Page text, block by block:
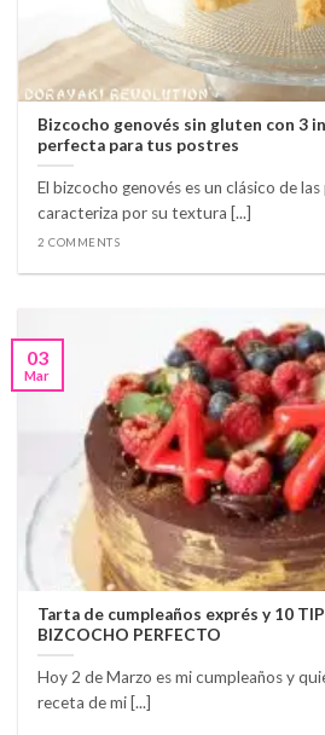
Bizcocho genovés sin gluten con 3
perfecta para tus postres
El bizcocho genovés es un clásico de
caracteriza por su textura [...]
2 COMMENTS
Tarta de cumpleaños exprés y 10
BIZCOCHO PERFECTO
Hoy 2 de Marzo es mi cumpleaños y
receta de mi [...]
03
Mar